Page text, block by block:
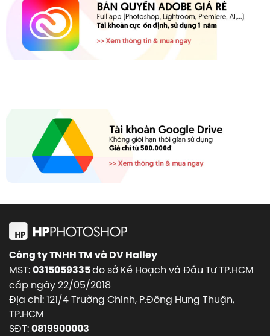
Công ty TNHH TM và DV Halley
MST:0315059335do sở Kế Hoạch và Đầu Tư TP.HCM
cấp ngày 22/05/2018
Địa chỉ: 121/4 Trường Chinh, P.Đông Hưng Thuận,
TP.HCM
SĐT:0819900003